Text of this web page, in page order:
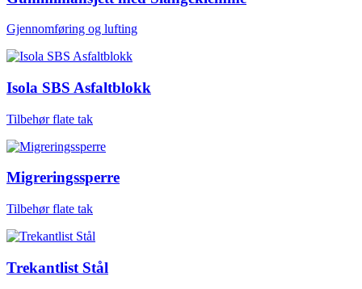
Gjennomføring og lufting
Isola SBS Asfaltblokk
Tilbehør flate tak
Migreringssperre
Tilbehør flate tak
Trekantlist Stål